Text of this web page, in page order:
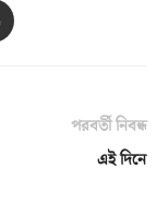
পরবর্তী নিবন্ধ
এই দিনে